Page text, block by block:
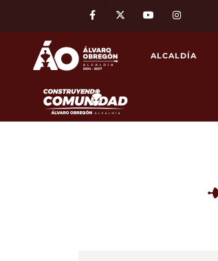
FacebookTwitter Youtube
ALCALDÍA